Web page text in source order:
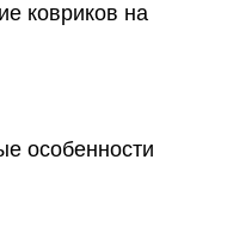
ковриков на
особенности